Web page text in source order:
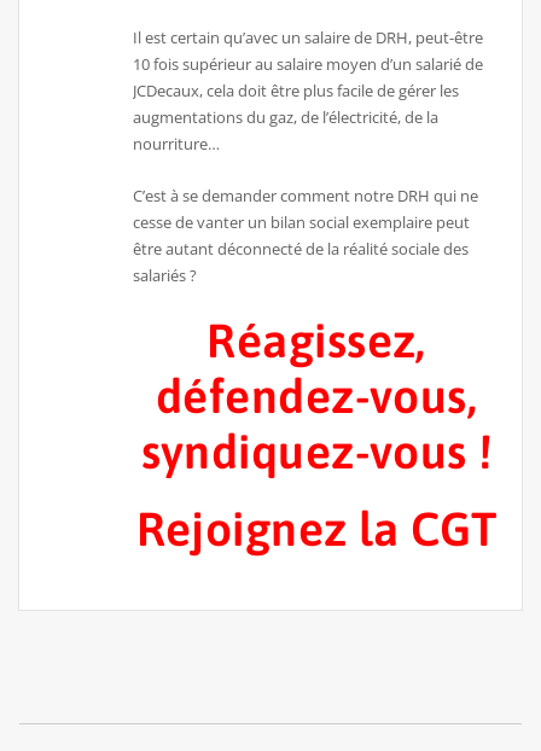
Il est certain qu’avec un salaire de DRH, peut-être
10 fois supérieur au salaire moyen d’un salarié de
JCDecaux, cela doit être plus facile de gérer les
augmentations du gaz, de l’électricité, de la
nourriture…
C’est à se demander comment notre DRH qui ne
cesse de vanter un bilan social exemplaire peut
être autant déconnecté de la réalité sociale des
salariés ?
Réagissez,
défendez-vous,
syndiquez-vous !
Rejoignez la CGT